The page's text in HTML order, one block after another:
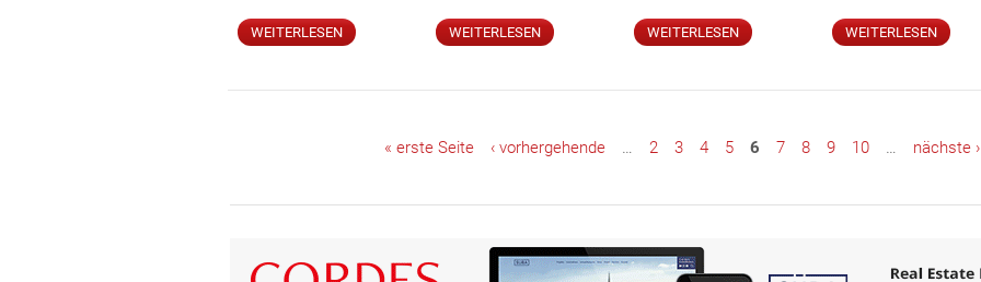
WEITERLESEN WEITERLESEN WEITERLESEN WEITERLESEN
e
« erste Seite ‹ vorhergehende … 2 3 4 5 6 7 8 9 10 … nächste ›